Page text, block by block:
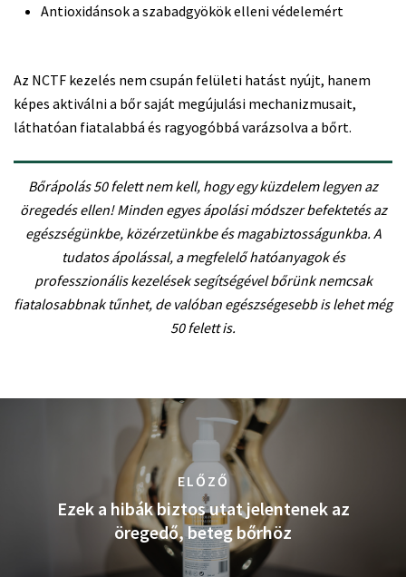
Antioxidánsok a szabadgyökök elleni védelemért
Az NCTF kezelés nem csupán felületi hatást nyújt, hanem
képes aktiválni a bőr saját megújulási mechanizmusait,
láthatóan fiatalabbá és ragyogóbbá varázsolva a bőrt.
Bőrápolás 50 felett nem kell, hogy egy küzdelem legyen az
öregedés ellen! Minden egyes ápolási módszer befektetés az
egészségünkbe, közérzetünkbe és magabiztosságunkba. A
tudatos ápolással, a megfelelő hatóanyagok és
professzionális kezelések segítségével bőrünk nemcsak
fiatalosabbnak tűnhet, de valóban egészségesebb is lehet még
50 felett is.
ELŐZŐ
Ezek a hibák biztos utat jelentenek az
öregedő, beteg bőrhöz